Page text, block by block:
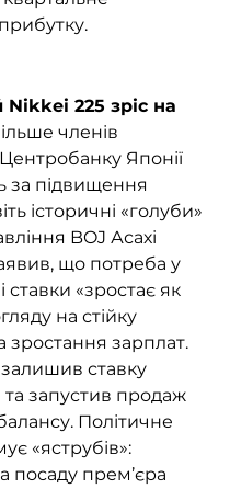
225 зріс на
членів
Японії
за підвищення
історичні «голуби»
BOJ Асахі
що потреба у
ставки «зростає як
на стійку
зростання зарплат.
ставку
запустив продаж
Політичне
«яструбів»:
посаду прем’єра